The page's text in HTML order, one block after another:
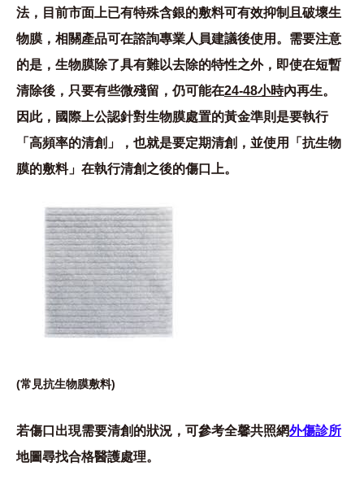
法，目前市面上已有特殊含銀的敷料可有效抑制且破壞生
物膜，相關產品可在諮詢專業人員建議後使用。需要注意
的是，生物膜除了具有難以去除的特性之外，即使在短暫
清除後，只要有些微殘留，仍可能在24-48小時內再生。
因此，國際上公認針對生物膜處置的黃金準則是要執行
「 高頻率的清創 」，也就是要定期清創，並使用「 抗生物
膜的敷料」在執行清創之後的傷口上。
(常見抗生物膜敷料)
若傷口出現需要清創的狀況，可參考全馨共照網外傷診所
地圖尋找合格醫護處理。